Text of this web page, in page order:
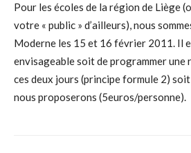
Pour les écoles de la région de Liège
votre « public » d’ailleurs), nous
Moderne les 15 et 16 février 2011. Il
envisageable soit de programmer une
ces deux jours (principe formule 2) soit
nous proposerons (5euros/personne).